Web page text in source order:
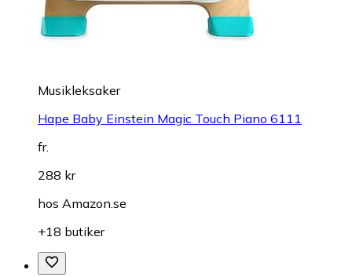
Musikleksaker
Hape Baby Einstein Magic Touch Piano 6111
fr.
288 kr
hos Amazon.se
+18 butiker